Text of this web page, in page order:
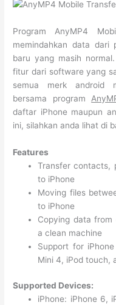
Program AnyMP4
memindahkan data dari
baru yang masih
fitur dari software yang
semua merk android
bersama program
daftar iPhone maupun
ini, silahkan anda lihat di
Features
Transfer contacts,
to iPhone
Moving files
to iPhone
Copying data from
a clean machine
Support for
Mini 4, iPod touch,
Supported Devices:
iPhone: iPhone 6,